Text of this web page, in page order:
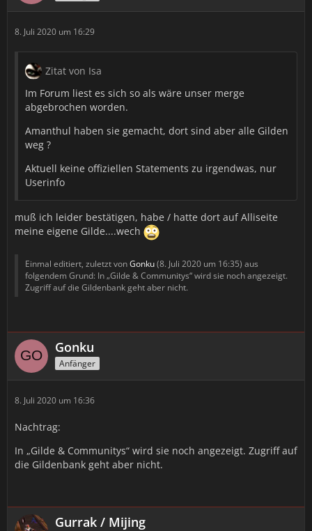
8. Juli 2020 um 16:29
Zitat von Isa
Im Forum liest es sich so als wäre unser merge
abgebrochen worden.
Amanthul haben sie gemacht, dort sind aber alle Gilden
weg ?
Aktuell keine offiziellen Statements zu irgendwas, nur
Userinfo
muß ich leider bestätigen, habe / hatte dort auf Alliseite
meine eigene Gilde....wech
Einmal editiert, zuletzt vonGonku(8. Juli 2020 um 16:35) aus
folgendem Grund: In „Gilde & Communitys“ wird sie noch angezeigt.
Zugriff auf die Gildenbank geht aber nicht.
Gonku
Anfänger
8. Juli 2020 um 16:36
Nachtrag:
In „Gilde & Communitys“ wird sie noch angezeigt. Zugriff auf
die Gildenbank geht aber nicht.
Gurrak / Mijing